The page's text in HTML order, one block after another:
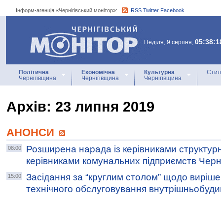
Інформ-агенція «Чернігівський монітор»: RSS Twitter Facebook
Інформ-агенція
«Чернігівський монітор»
Неділя, 9 серпня,
Політична
Чернігівщина
Економічна
Чернігівщина
Культурна
Чернігівщина
Архiв: 23 липня 2019
АНОНСИ
08:00
Розширена нарада із керівниками
керівниками комунальних підприємств
15:00
Засідання за “круглим столом” щодо
технічного обслуговування